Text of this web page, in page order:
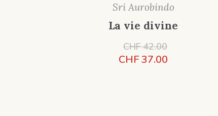
Sri Aurobindo
La vie divine
CHF 42.00Le
prix
CHF37.00